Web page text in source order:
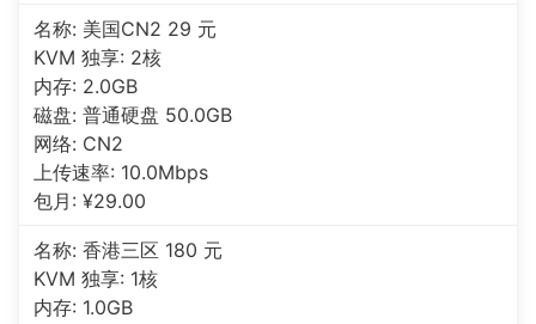
名称: 美国CN2 29 元
KVM 独享: 2核
内存: 2.0GB
磁盘: 普通硬盘 50.0GB
网络: CN2
上传速率: 10.0Mbps
包月: ¥29.00
名称: 香港三区 180 元
KVM 独享: 1核
内存: 1.0GB